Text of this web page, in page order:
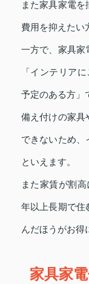
また家具家電
費用を抑えたい
一方で、家具家
「インテリア
予定のある方」
備え付けの家具
できないため、
といえます。
また家賃が割
年以上長期で住
んだほうがお得
家具家